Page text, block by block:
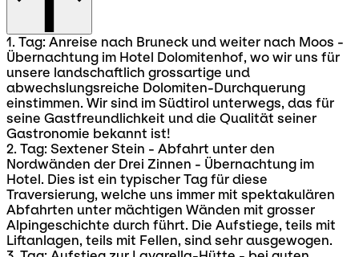
1. Tag: Anreise nach Bruneck und weiter nach Moos -
Übernachtung im Hotel Dolomitenhof, wo wir uns für
unsere landschaftlich grossartige und
abwechslungsreiche Dolomiten-Durchquerung
einstimmen. Wir sind im Südtirol unterwegs, das für
seine Gastfreundlichkeit und die Qualität seiner
Gastronomie bekannt ist!
2. Tag: Sextener Stein - Abfahrt unter den
Nordwänden der Drei Zinnen - Übernachtung im
Hotel. Dies ist ein typischer Tag für diese
Traversierung, welche uns immer mit spektakulären
Abfahrten unter mächtigen Wänden mit grosser
Alpingeschichte durch führt. Die Aufstiege, teils mit
Liftanlagen, teils mit Fellen, sind sehr ausgewogen.